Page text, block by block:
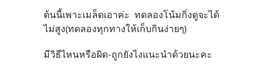
ต้นนี้เพาะเมล็ดเอาค่ะ ทดลองโน้มกิ่งดูจะได้
ไม่สูง(ทดลองทุกทางให้เก็บกินง่ายๆ)
มีวิธีไหนหรือผิด-ถูกยังไงแนะนำด้วยนะคะ